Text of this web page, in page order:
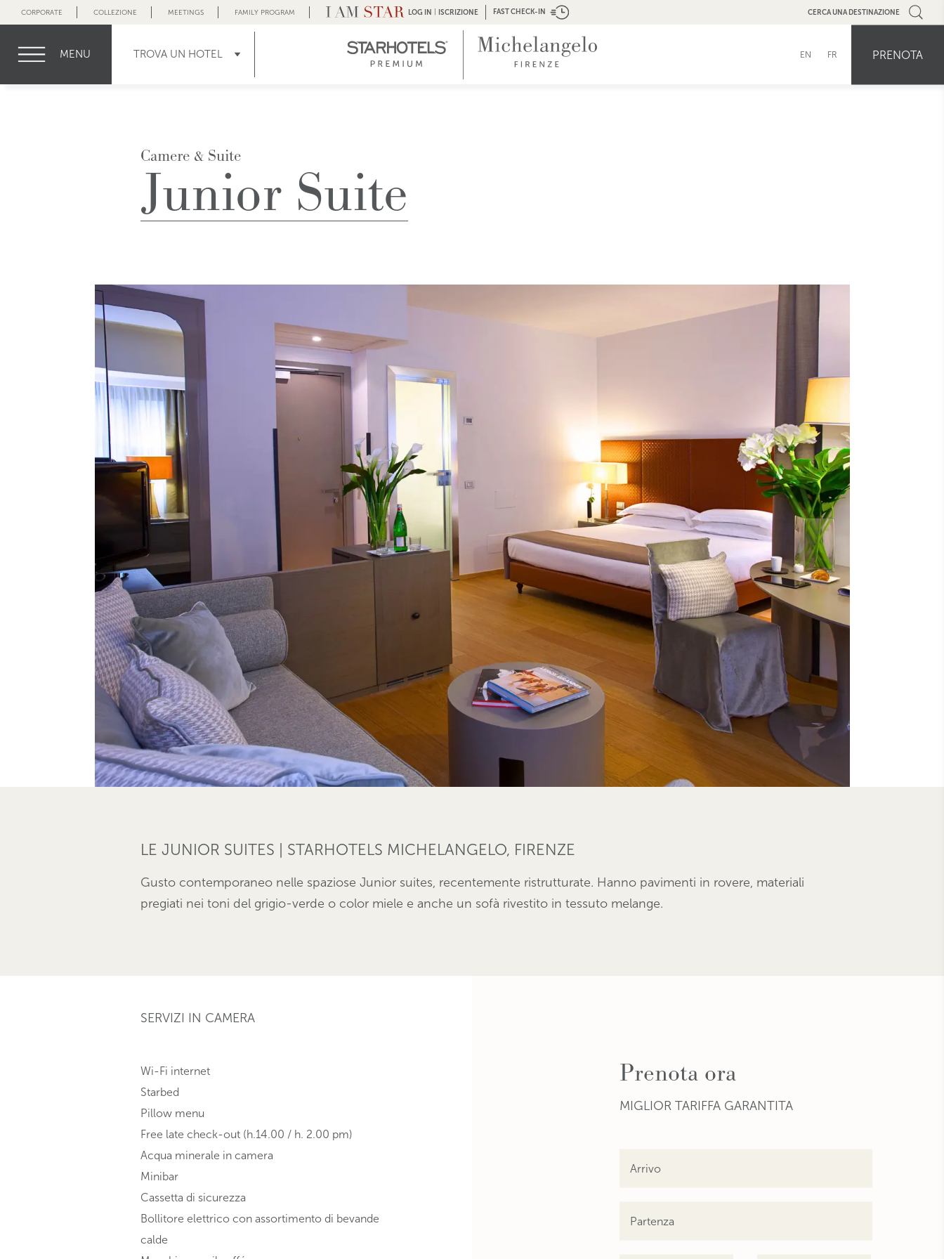
CORPORATE COLLEZIONE MEETINGS FAMILY PROGRAM LOG IN ISCRIZIONE FAST CHECK-IN CERCA UNA DESTINAZIONE
MENU TROVA UN HOTEL EN FR PRENOTA
Camere & Suite
Junior Suite
LE JUNIOR SUITES | STARHOTELS MICHELANGELO, FIRENZE
Gusto contemporaneo nelle spaziose Junior suites, recentemente ristrutturate. Hanno pavimenti in rovere, materiali
pregiati nei toni del grigio-verde o color miele e anche un sofà rivestito in tessuto melange.
SERVIZI IN CAMERA
Wi-Fi internet
Starbed
Pillow menu
Free late check-out (h.14.00 / h. 2.00 pm)
Acqua minerale in camera
Minibar
Cassetta di sicurezza
Bollitore elettrico con assortimento di bevande
calde
Prenota ora
MIGLIOR TARIFFA GARANTITA